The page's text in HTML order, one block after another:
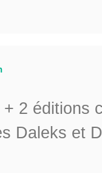
2 éditions
Daleks et